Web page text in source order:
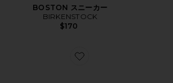
BOSTON スニーカー
BIRKENSTOCK
$170
Favorite ARIZONA シューズ